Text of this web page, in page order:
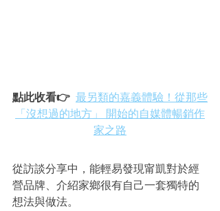
點此收看👉 最另類的嘉義體驗！從那些
「沒想過的地方」 開始的自媒體暢銷作
家之路
從訪談分享中，能輕易發現甯凱對於經
營品牌、介紹家鄉很有自己一套獨特的
想法與做法。